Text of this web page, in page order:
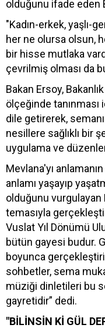
olduğunu ifade eden
"Kadın-erkek, yaşlı-
her ne olursa olsun,
bir hisse mutlaka
çevrilmiş olması da
Bakan Ersoy,
ölçeğinde tanınması
dile getirerek,
nesillere sağlıklı bir
uygulama ve
Mevlana'yı
anlamı yaşayıp
olduğunu vurgulayan
temasıyla
Vuslat Yıl Dönümü
bütün gayesi budur.
boyunca
sohbetler, sema
müziği dinletileri bu
gayretidir” dedi.
"BİLİNSİN Kİ GÜL